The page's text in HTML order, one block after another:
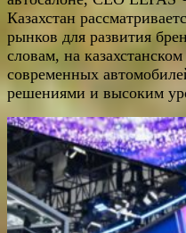
Казахстан
рынков для развития
словам, на
современных
решениями и высоким